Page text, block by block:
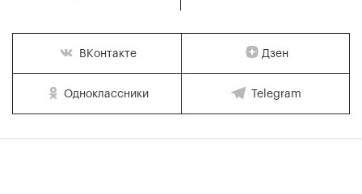
ВКонтакте Дзен
Одноклассники Telegram